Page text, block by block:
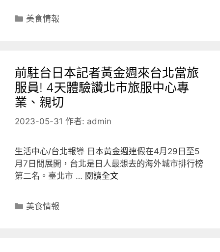
分
美食情報
前駐台日本記者黃金週來台北當旅
服員! 4天體驗讚北市旅服中心專
業、親切
2023-05-31 作者: admin
生活中心/台北報導 日本黃金週連假在4月29日至5
月7日間展開，台北是日人最想去的海外城市排行榜
第二名。臺北市 … 閱讀全文
分
美食情報